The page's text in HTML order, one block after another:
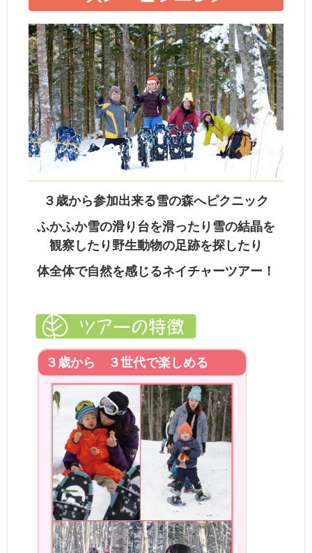
３歳から参加出来る雪の森へピクニック
ふかふか雪の滑り台を滑ったり雪の結晶を
観察したり野生動物の足跡を探したり
体全体で自然を感じるネイチャーツアー！
３歳から ３世代で楽しめる